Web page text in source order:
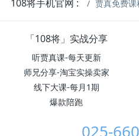
108将手机官网 : 贾真免费课
「108将」实战分享
听贾真课-每天更新
师兄分享-淘宝实操卖家
线下大课-每月1期
爆款陪跑
025-